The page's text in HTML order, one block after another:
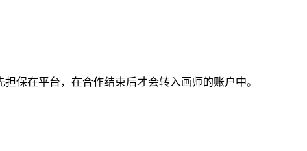
在平台，在合作结束后才会转入画师的账户中。